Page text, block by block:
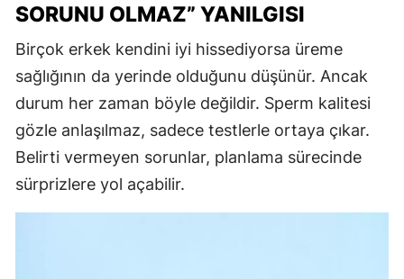
SORUNU OLMAZ” YANILGISI
Birçok erkek kendini iyi hissediyorsa üreme
sağlığının da yerinde olduğunu düşünür. Ancak
durum her zaman böyle değildir. Sperm kalitesi
gözle anlaşılmaz, sadece testlerle ortaya çıkar.
Belirti vermeyen sorunlar, planlama sürecinde
sürprizlere yol açabilir.